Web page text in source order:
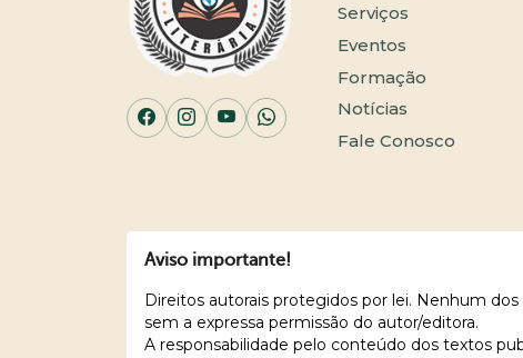
Serviços
Eventos
Formação
Notícias
Fale Conosco
Aviso importante!
Direitos autorais protegidos por lei. Nenhum
sem a expressa permissão do autor/editora.
A responsabilidade pelo conteúdo dos textos